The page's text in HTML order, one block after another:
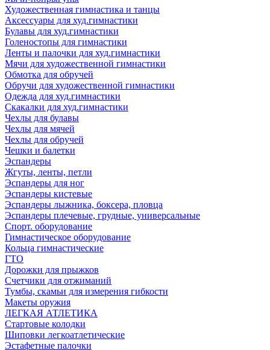
Художественная гимнастика и танцы
Аксессуары для худ.гимнастики
Булавы для худ.гимнастики
Голеностопы для гимнастики
Ленты и палочки для худ.гимнастики
Мячи для художественной гимнастики
Обмотка для обручей
Обручи для художественной гимнастики
Одежда для худ.гимнастики
Скакалки для худ.гимнастики
Чехлы для булавы
Чехлы для мячей
Чехлы для обручей
Чешки и балетки
Эспандеры
Жгуты, ленты, петли
Эспандеры для ног
Эспандеры кистевые
Эспандеры лыжника, боксера, пловца
Эспандеры плечевые, грудные, универсальные
Спорт. оборудование
Гимнастическое оборудование
Кольца гимнастические
ГТО
Дорожки для прыжков
Счетчики для отжиманий
Тумбы, скамьи для измерения гибкости
Макеты оружия
ЛЕГКАЯ АТЛЕТИКА
Стартовые колодки
Шиповки легкоатлетические
Эстафетные палочки